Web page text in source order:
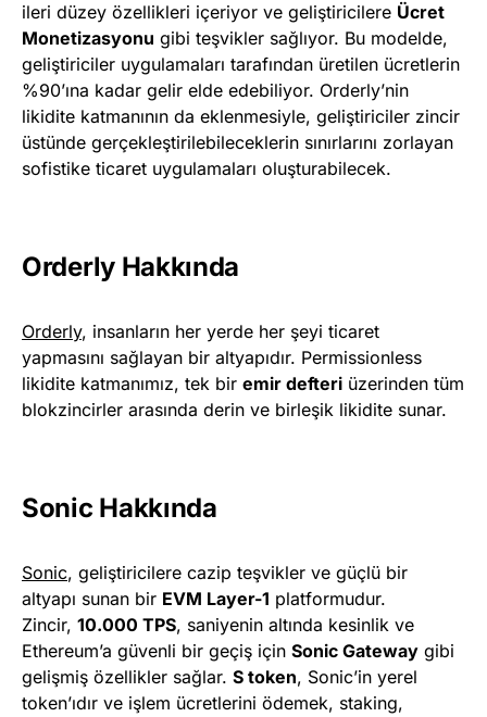
ileri düzey özellikleri içeriyor ve geliştiricilere Ücret
Monetizasyonu gibi teşvikler sağlıyor. Bu modelde,
geliştiriciler uygulamaları tarafından üretilen ücretlerin
%90’ına kadar gelir elde edebiliyor. Orderly’nin
likidite katmanının da eklenmesiyle, geliştiriciler zincir
üstünde gerçekleştirilebileceklerin sınırlarını zorlayan
sofistike ticaret uygulamaları oluşturabilecek.
Orderly Hakkında
Orderly, insanların her yerde her şeyi ticaret
yapmasını sağlayan bir altyapıdır. Permissionless
likidite katmanımız, tek bir emir defteri üzerinden tüm
blokzincirler arasında derin ve birleşik likidite sunar.
Sonic Hakkında
Sonic, geliştiricilere cazip teşvikler ve güçlü bir
altyapı sunan bir EVM Layer-1 platformudur.
Zincir, 10.000 TPS, saniyenin altında kesinlik ve
Ethereum’a güvenli bir geçiş için Sonic Gateway gibi
gelişmiş özellikler sağlar. S token, Sonic’in yerel
token’ıdır ve işlem ücretlerini ödemek, staking,